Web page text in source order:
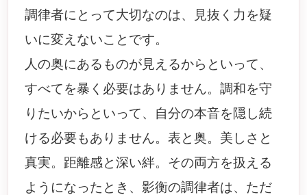
調律者にとって大切なのは、見抜く力を疑
いに変えないことです。
人の奥にあるものが見えるからといって、
すべてを暴く必要はありません。調和を守
りたいからといって、自分の本音を隠し続
ける必要もありません。表と奥。美しさと
真実。距離感と深い絆。その両方を扱える
ようになったとき、影衡の調律者は、ただ